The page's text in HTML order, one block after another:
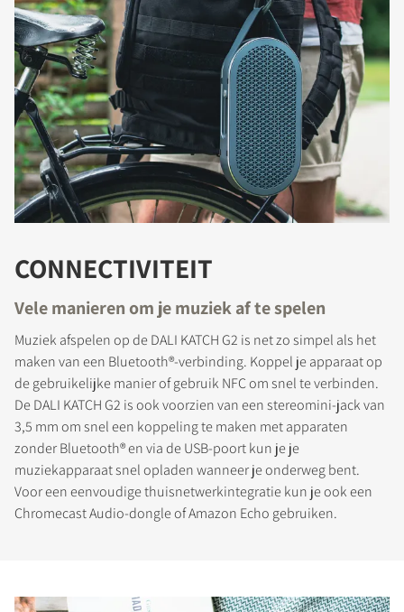
CONNECTIVITEIT
Vele manieren om je muziek af te spelen
Muziek afspelen op de DALI KATCH G2 is net zo simpel als het
maken van een Bluetooth®-verbinding. Koppel je apparaat op
de gebruikelijke manier of gebruik NFC om snel te verbinden.
De DALI KATCH G2 is ook voorzien van een stereomini-jack van
3,5 mm om snel een koppeling te maken met apparaten
zonder Bluetooth® en via de USB-poort kun je je
muziekapparaat snel opladen wanneer je onderweg bent.
Voor een eenvoudige thuisnetwerkintegratie kun je ook een
Chromecast Audio-dongle of Amazon Echo gebruiken.